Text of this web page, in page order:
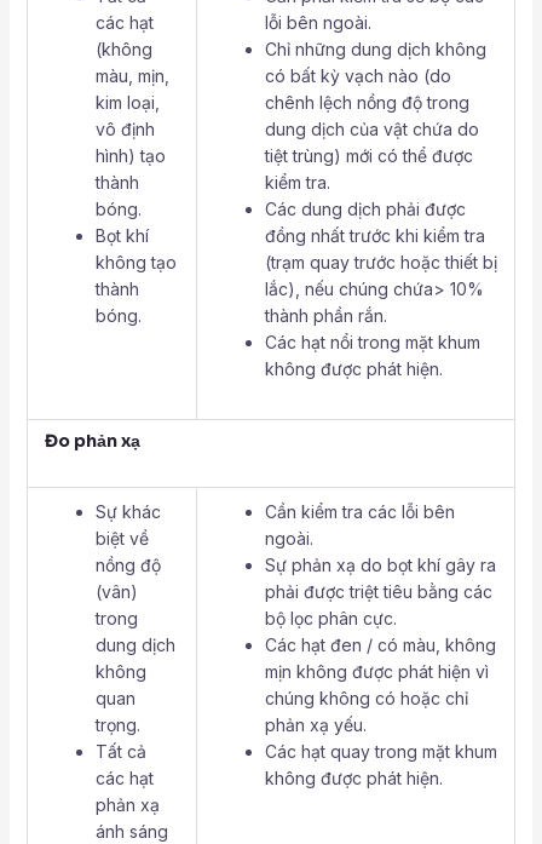
các hạt
(không
màu, mịn,
kim loại,
vô định
hình) tạo
thành
bóng.
Bọt khí
không tạo
thành
bóng.
lỗi bên ngoài.
Chỉ những dung dịch không
có bất kỳ vạch nào (do
chênh lệch nồng độ trong
dung dịch của vật chứa do
tiệt trùng) mới có thể được
kiểm tra.
Các dung dịch phải được
đồng nhất trước khi kiểm tra
(trạm quay trước hoặc thiết bị
lắc), nếu chúng chứa> 10%
thành phần rắn.
Các hạt nổi trong mặt khum
không được phát hiện.
Đo phản xạ
Sự khác
biệt về
nồng độ
(vân)
trong
dung dịch
không
quan
trọng.
Tất cả
các hạt
phản xạ
ánh sáng
Cần kiểm tra các lỗi bên
ngoài.
Sự phản xạ do bọt khí gây ra
phải được triệt tiêu bằng các
bộ lọc phân cực.
Các hạt đen / có màu, không
mịn không được phát hiện vì
chúng không có hoặc chỉ
phản xạ yếu.
Các hạt quay trong mặt khum
không được phát hiện.